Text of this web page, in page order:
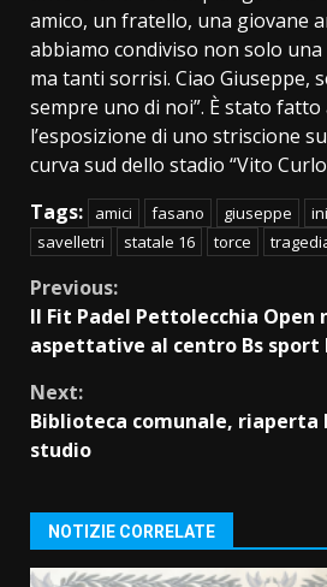
amico, un fratello, una giovane
abbiamo condiviso non solo
ma tanti sorrisi. Ciao Giuseppe,
sempre uno di noi”. È stato fatto
l’esposizione di uno striscione
curva sud dello stadio “Vito
Tags:
amici fasano giuseppe
savelletri
statale 16 torce
Continue
Reading
Previous:
Il Fit Padel Pettolecchia Open
aspettative al centro Bs sport
Next:
Biblioteca comunale, riaperta
studio
NOTIZIE CORRELATE